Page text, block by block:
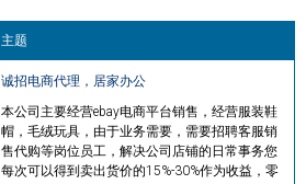
主题
诚招电商代理，居家办公
本公司主要经营ebay电商平台销售，经营服装鞋
帽，毛绒玩具，由于业务需要，需要招聘客服销
售代购等岗位员工，解决公司店铺的日常事务您
每次可以得到卖出货价的15%-30%作为收益，零